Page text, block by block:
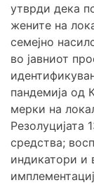
утврди дека
жените на
семејно
во јавниот
пандемија од
мерки на
Резолуцијата
средства;
индикатори и